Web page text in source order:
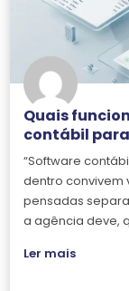
Quais
contábil
“Software
dentro convivem
pensadas
a agência deve,
Ler mais